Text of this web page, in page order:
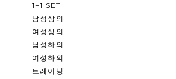
1+1 SET
남성상의
여성상의
남성하의
여성하의
트레이닝